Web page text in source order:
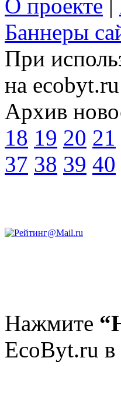
О проекте
Баннеры
При
на
Архив
18 19 20 21
37 38 39 40
Нажмите
EcoByt.ru в